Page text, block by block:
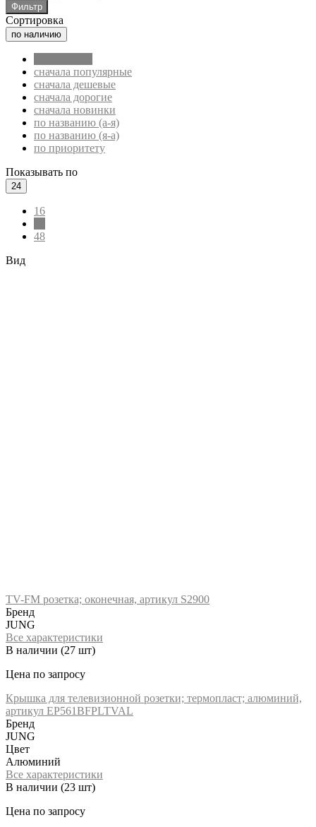
Фильтр
Сортировка
по наличию
сначала популярные
сначала дешевые
сначала дорогие
сначала новинки
по названию (а-я)
по названию (я-а)
по приоритету
Показывать по
24
16
48
Вид
TV-FM розетка; оконечная, артикул S2900
Бренд
JUNG
Все характеристики
В наличии (27 шт)
Цена по запросу
Крышка для телевизионной розетки; термопласт; алюминий,
артикул EP561BFPLTVAL
Бренд
JUNG
Цвет
Алюминий
Все характеристики
В наличии (23 шт)
Цена по запросу